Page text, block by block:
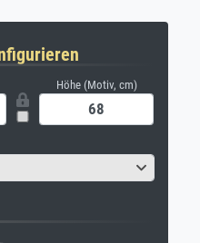
Höhe (Motiv, cm)